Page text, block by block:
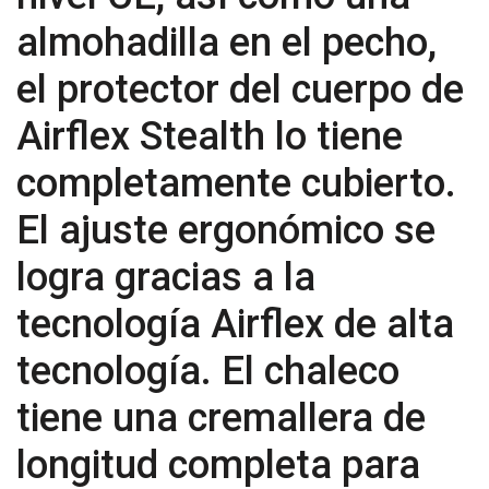
almohadilla en el pecho,
el protector del cuerpo de
Airflex Stealth lo tiene
completamente cubierto.
El ajuste ergonómico se
logra gracias a la
tecnología Airflex de alta
tecnología. El chaleco
tiene una cremallera de
longitud completa para